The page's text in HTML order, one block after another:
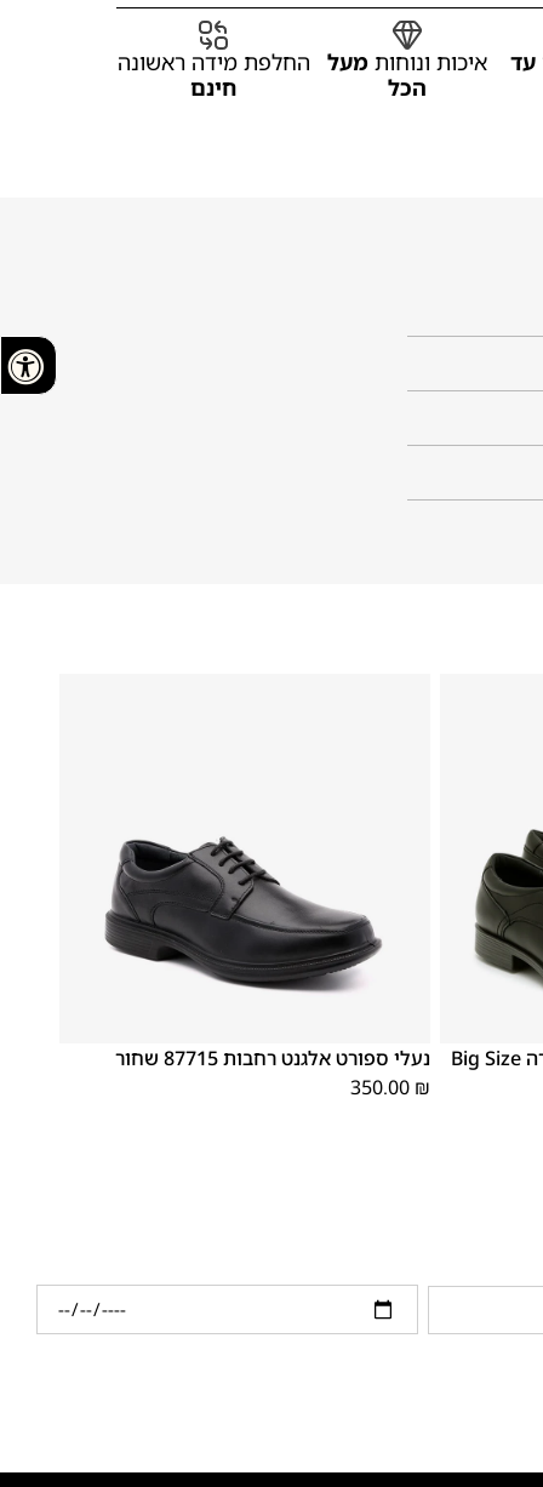
עד
איכות ונוחות מעל
הכל
החלפת מידה ראשונה
חינם
נעלי אלגנט קומפורט 181806 סירה Big Size
נעלי ספורט אלגנט רחבות 87715 שחור
350.00 ₪